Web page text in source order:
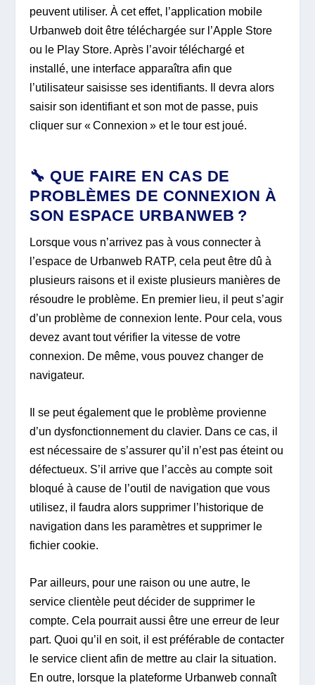
peuvent utiliser. À cet effet, l’application mobile
Urbanweb doit être téléchargée sur l’Apple Store
ou le Play Store. Après l’avoir téléchargé et
installé, une interface apparaîtra afin que
l’utilisateur saisisse ses identifiants. Il devra alors
saisir son identifiant et son mot de passe, puis
cliquer sur « Connexion » et le tour est joué.
🔧 QUE FAIRE EN CAS DE
PROBLÈMES DE CONNEXION À
SON ESPACE URBANWEB ?
Lorsque vous n’arrivez pas à vous connecter à
l’espace de Urbanweb RATP, cela peut être dû à
plusieurs raisons et il existe plusieurs manières de
résoudre le problème. En premier lieu, il peut s’agir
d’un problème de connexion lente. Pour cela, vous
devez avant tout vérifier la vitesse de votre
connexion. De même, vous pouvez changer de
navigateur.
Il se peut également que le problème provienne
d’un dysfonctionnement du clavier. Dans ce cas, il
est nécessaire de s’assurer qu’il n’est pas éteint ou
défectueux. S’il arrive que l’accès au compte soit
bloqué à cause de l’outil de navigation que vous
utilisez, il faudra alors supprimer l’historique de
navigation dans les paramètres et supprimer le
fichier cookie.
Par ailleurs, pour une raison ou une autre, le
service clientèle peut décider de supprimer le
compte. Cela pourrait aussi être une erreur de leur
part. Quoi qu’il en soit, il est préférable de contacter
le service client afin de mettre au clair la situation.
En outre, lorsque la plateforme Urbanweb connaît